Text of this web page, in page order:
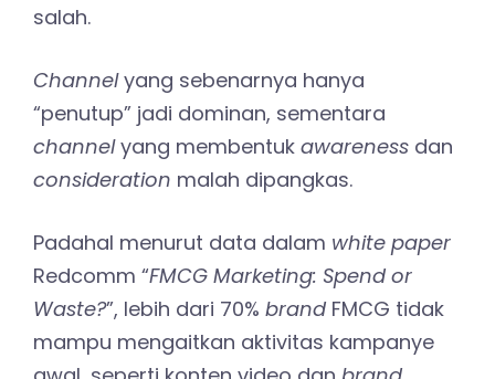
salah.
Channelyang sebenarnya hanya
“penutup” jadi dominan, sementara
channelyang membentuk awareness dan
consideration malah dipangkas.
Padahal menurut data dalam white paper
Redcomm “FMCG Marketing: Spend or
Waste?”, lebih dari 70% brand FMCG tidak
mampu mengaitkan aktivitas kampanye